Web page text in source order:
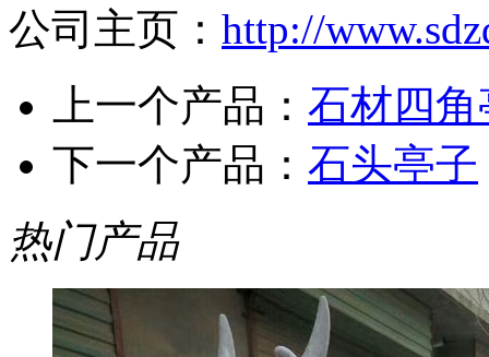
公司主页： http://
上一个产品： 石材四角
下一个产品： 石头亭子
热门产品